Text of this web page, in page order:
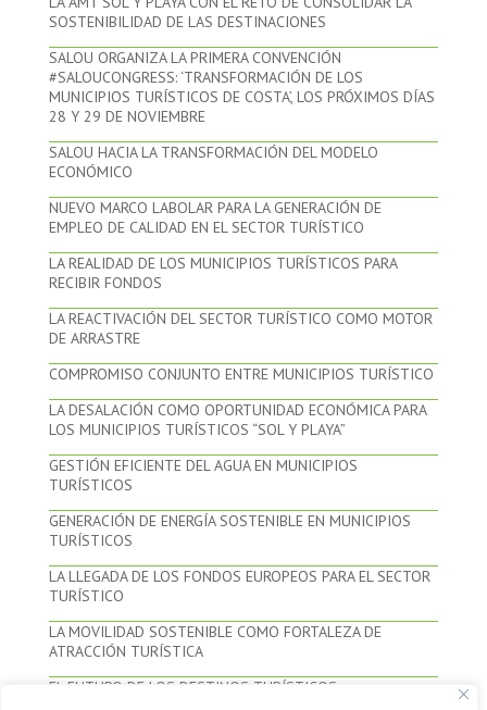
SOSTENIBILIDAD DE LAS DESTINACIONES
SALOU ORGANIZA LA PRIMERA CONVENCIÓN
#SALOUCONGRESS: ‘TRANSFORMACIÓN DE LOS
MUNICIPIOS TURÍSTICOS DE COSTA’, LOS PRÓXIMOS DÍAS
28 Y 29 DE NOVIEMBRE
SALOU HACIA LA TRANSFORMACIÓN DEL MODELO
ECONÓMICO
NUEVO MARCO LABOLAR PARA LA GENERACIÓN DE
EMPLEO DE CALIDAD EN EL SECTOR TURÍSTICO
LA REALIDAD DE LOS MUNICIPIOS TURÍSTICOS PARA
RECIBIR FONDOS
LA REACTIVACIÓN DEL SECTOR TURÍSTICO COMO MOTOR
DE ARRASTRE
COMPROMISO CONJUNTO ENTRE MUNICIPIOS TURÍSTICO
LA DESALACIÓN COMO OPORTUNIDAD ECONÓMICA PARA
LOS MUNICIPIOS TURÍSTICOS “SOL Y PLAYA”
GESTIÓN EFICIENTE DEL AGUA EN MUNICIPIOS
TURÍSTICOS
GENERACIÓN DE ENERGÍA SOSTENIBLE EN MUNICIPIOS
TURÍSTICOS
LA LLEGADA DE LOS FONDOS EUROPEOS PARA EL SECTOR
TURÍSTICO
LA MOVILIDAD SOSTENIBLE COMO FORTALEZA DE
ATRACCIÓN TURÍSTICA
EL FUTURO DE LOS DESTINOS TURÍSTICOS